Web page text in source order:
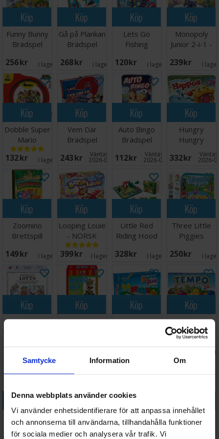
Samtycke Information Om
Denna webbplats använder cookies
Vi använder enhetsidentifierare för att anpassa innehållet
och annonserna till användarna, tillhandahålla funktioner
för sociala medier och analysera vår trafik. Vi
Köp
Funny Bunny
Brädspel
256 SEK I lager: 9
Köp
Gå på Plankan
Brädspel
268 SEK I lager:
Köp
Lets Go
Fishing
120 SEK I lager: 1
Köp
Monopoly
Junior 2-i-1 -
239 SEK I
Köp
Dobble Super
Mario
Brädspel
132 SEK I lager: 6
Köp
Vem Där
Brädspel
243 SEK Väntas in:
2026-08-15
Köp
Auto Bingo
Brädspel
112 SEK Väntas in:
2026-09-30
Köp
Hungry
Hungry
Hippos
Brädspel
332 SEK 2026-
Köp
Zoomino
Brettspill
149 SEK I lager: 2
Köp
Looping Louie
- NORSK
399 SEK I lager: 14
Köp
Little Red
Riding Hood
328 SEK I lager: 2
Köp
Three Little
Piggies
250 SEK I
Köp
Lotto
Köp
Moro Mix
Köp
Balance
Köp
Tempo
Brädspel
I
Köp
Triominos
Junior
Köp
Sequence
Junior
Köp
Omvendspillet
- SVENSK
Alarm
Brettspill